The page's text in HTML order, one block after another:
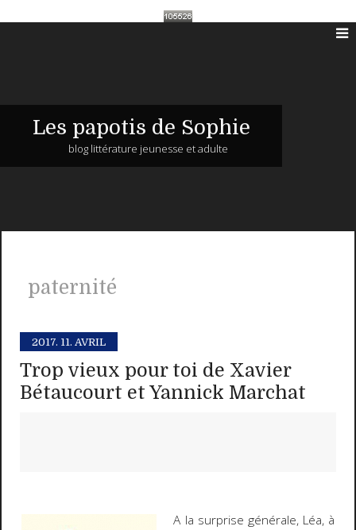
Les papotis de Sophie
blog littérature jeunesse et adulte
paternité
2017. 11. AVRIL
Trop vieux pour toi de Xavier
Bétaucourt et Yannick Marchat
A la surprise générale, Léa, à